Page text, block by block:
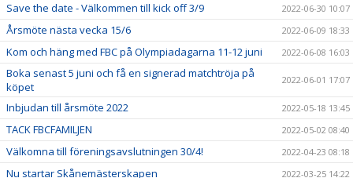
Save the date - Välkommen till kick off 3/9 2022-06-30 10:07
Årsmöte nästa vecka 15/6 2022-06-09 18:33
Kom och häng med FBC på Olympiadagarna 11-12 juni 2022-06-08 16:03
Boka senast 5 juni och få en signerad matchtröja på
köpet
2022-06-01 17:07
Inbjudan till årsmöte 2022 2022-05-18 13:45
TACK FBCFAMILJEN 2022-05-02 08:40
Välkomna till föreningsavslutningen 30/4! 2022-04-23 08:18
Nu startar Skånemästerskapen 2022-03-25 14:22